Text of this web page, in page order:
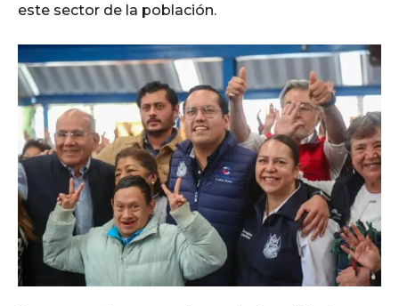
este sector de la población.